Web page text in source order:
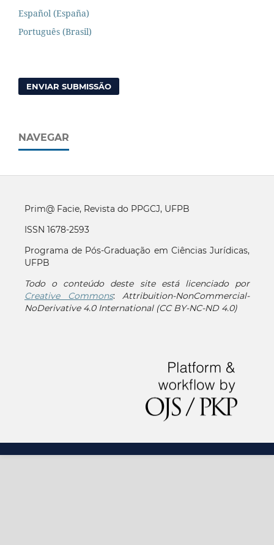
Español (España)
Português (Brasil)
ENVIAR SUBMISSÃO
NAVEGAR
Prim@ Facie, Revista do PPGCJ, UFPB
ISSN 1678-2593
Programa de Pós-Graduação em Ciências Jurídicas,
UFPB
Todo o conteúdo deste site está licenciado por
Creative Commons:Attribuition-NonCommercial-
NoDerivative 4.0 International (CC BY-NC-ND 4.0)